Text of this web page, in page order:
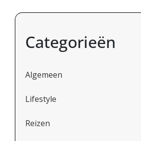
Categorieën
Algemeen
Lifestyle
Reizen